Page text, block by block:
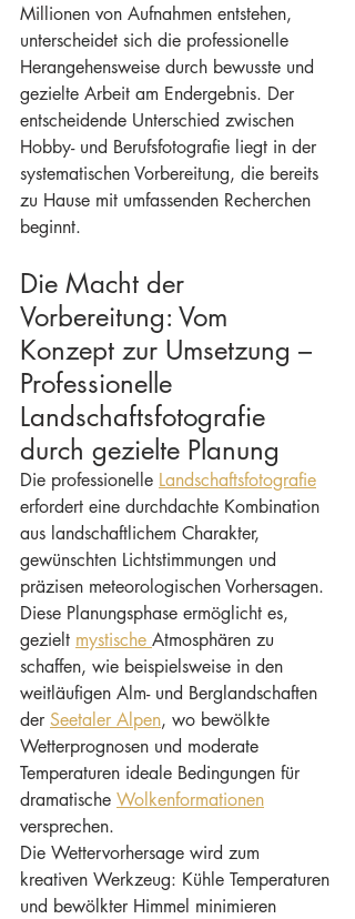
Millionen von Aufnahmen entstehen,
unterscheidet sich die professionelle
Herangehensweise durch bewusste und
gezielte Arbeit am Endergebnis. Der
entscheidende Unterschied zwischen
Hobby- und Berufsfotografie liegt in der
systematischen Vorbereitung, die bereits
zu Hause mit umfassenden Recherchen
beginnt.
Die Macht der
Vorbereitung: Vom
Konzept zur Umsetzung –
Professionelle
Landschaftsfotografie
durch gezielte Planung
Die professionelle Landschaftsfotografie
erfordert eine durchdachte Kombination
aus landschaftlichem Charakter,
gewünschten Lichtstimmungen und
präzisen meteorologischen Vorhersagen.
Diese Planungsphase ermöglicht es,
gezielt mystische Atmosphären zu
schaffen, wie beispielsweise in den
weitläufigen Alm- und Berglandschaften
der Seetaler Alpen, wo bewölkte
Wetterprognosen und moderate
Temperaturen ideale Bedingungen für
dramatische Wolkenformationen
versprechen.
Die Wettervorhersage wird zum
kreativen Werkzeug: Kühle Temperaturen
und bewölkter Himmel minimieren